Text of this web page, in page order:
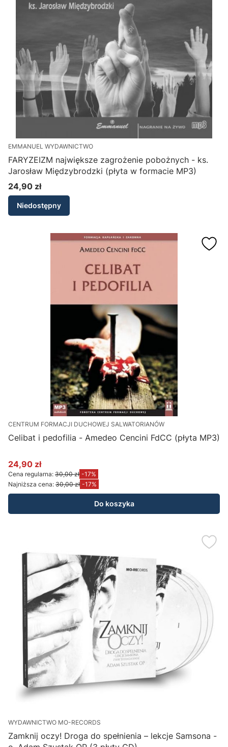
EMMANUEL WYDAWNICTWO
FARYZEIZM największe zagrożenie pobożnych - ks.
Jarosław Międzybrodzki (płyta w formacie MP3)
Cena
24,90 zł
Niedostępny
CENTRUM FORMACJI DUCHOWEJ SALWATORIANÓW
Celibat i pedofilia - Amedeo Cencini FdCC (płyta MP3)
Cena promocyjna
24,90 zł
Cena regularna: 30,00 zł -17%
Najniższa cena: 30,00 zł -17%
Do koszyka
WYDAWNICTWO MO-RECORDS
Zamknij oczy! Droga do spełnienia – lekcje Samsona -